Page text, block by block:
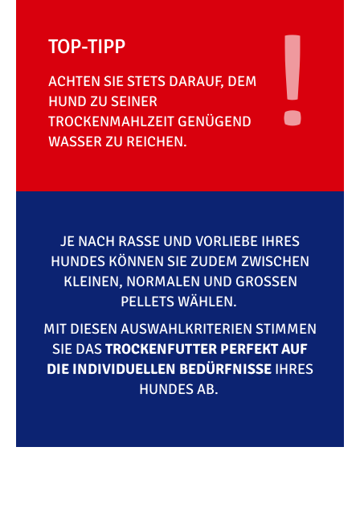
TOP-TIPP
ACHTEN SIE STETS DARAUF, DEM
HUND ZU SEINER
TROCKENMAHLZEIT GENÜGEND
WASSER ZU REICHEN.
JE NACH RASSE UND VORLIEBE IHRES
HUNDES KÖNNEN SIE ZUDEM ZWISCHEN
KLEINEN, NORMALEN UND GROSSEN P
ELLETS WÄHLEN.
MIT DIESEN AUSWAHLKRITERIEN STIMMEN
SIE DASTROCKENFUTTER PERFEKT AUF
DIE INDIVIDUELLEN BEDÜRFNISSE IHRES
HUNDES AB.